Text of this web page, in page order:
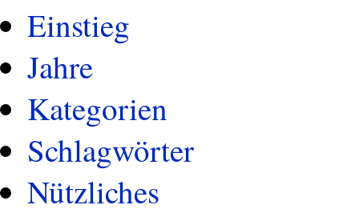
Einstieg
Jahre
Kategorien
Schlagwörter
Nützliches